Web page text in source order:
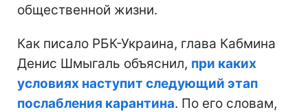
общественной жизни.
Как писало РБК-Украина, глава Кабмина
Денис Шмыгаль объяснил, при каких
условиях наступит следующий этап
послабления карантина. По его словам,